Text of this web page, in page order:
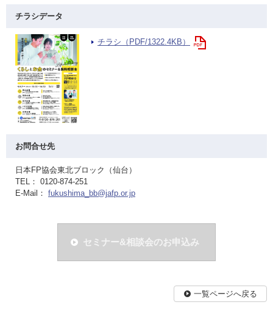
チラシデータ
チラシ（PDF/1322.4KB）
お問合せ先
日本FP協会東北ブロック（仙台）
TEL： 0120-874-251
E-Mail： fukushima_bb@jafp.or.jp
セミナー&相談会のお申込み
一覧ページへ戻る